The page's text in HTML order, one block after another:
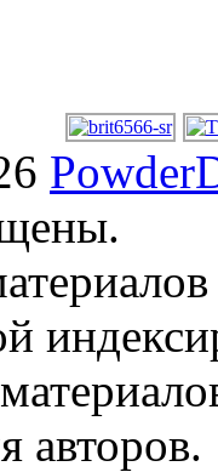
авторов.